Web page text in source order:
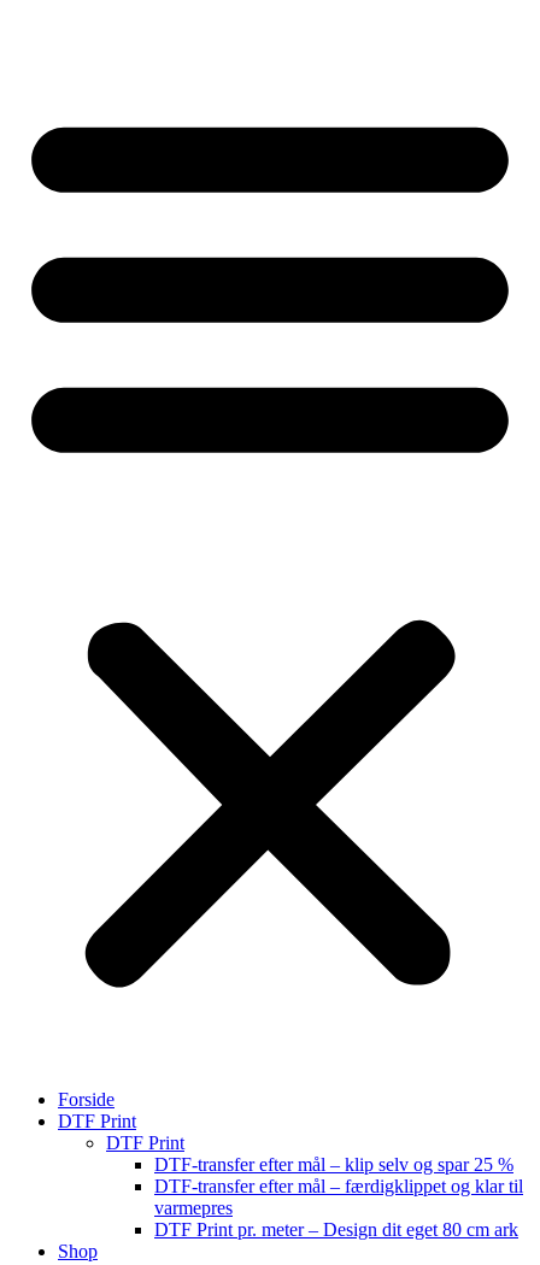
Forside
DTF Print
DTF Print
DTF-transfer efter mål – klip selv og spar 25 %
DTF-transfer efter mål – færdigklippet og klar til
varmepres
DTF Print pr. meter – Design dit eget 80 cm ark
Shop